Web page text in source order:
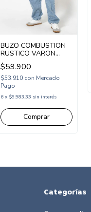
BUZO COMBUSTION
RUSTICO VARON
FOCUS (CB2575107)
$59.900
$53.910 con Mercado
Pago
6 x $9.983,33 sin interés
Comprar
Categorías